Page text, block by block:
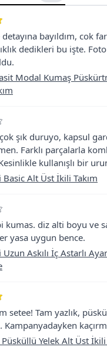
bayıldım, cok
dedikleri bu işte.
Modal Kumaş
şık duruyo, kapsul
Farklı parçalarla
kullanışlı bir
Basic Alt Üst İkili Takım
kumas. diz alti boyu ve
yasa uygun bence.
Askılı İç Astarlı
setee! Tam yazlık,
Yelek Alt Üst İkili